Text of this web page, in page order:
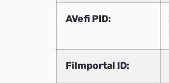
AVefi PID:
Filmportal ID: